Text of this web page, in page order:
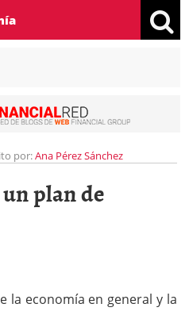
por:Ana Pérez Sánchez
plan de
la economía en general y la